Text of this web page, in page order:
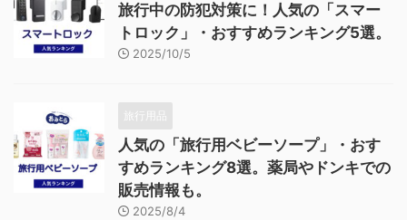
旅行中の防犯対策に！人気の「スマー
トロック」・おすすめランキング5選。
2025/10/5
旅行用品
人気の「旅行用ベビーソープ」・おす
すめランキング8選。薬局やドンキでの
販売情報も。
2025/8/4